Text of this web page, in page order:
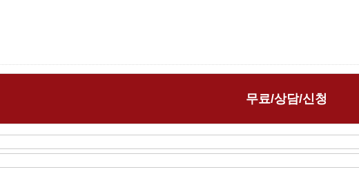
무료/상담/신청